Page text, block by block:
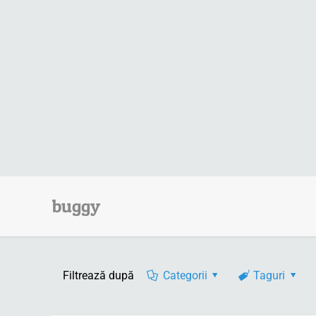
buggy
Filtrează după Categorii Taguri